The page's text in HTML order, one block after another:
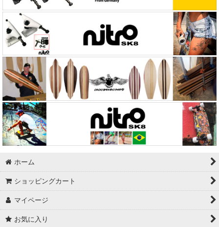
Independent（Indy）
Soularc Skate
Surfone
Grind King
Sector9
Abec11
Kryptonics
Swiss Bones
Powell
Vinaka
Exkate（エックスケート）
ホーム
ショッピングカート
マイページ
お気に入り